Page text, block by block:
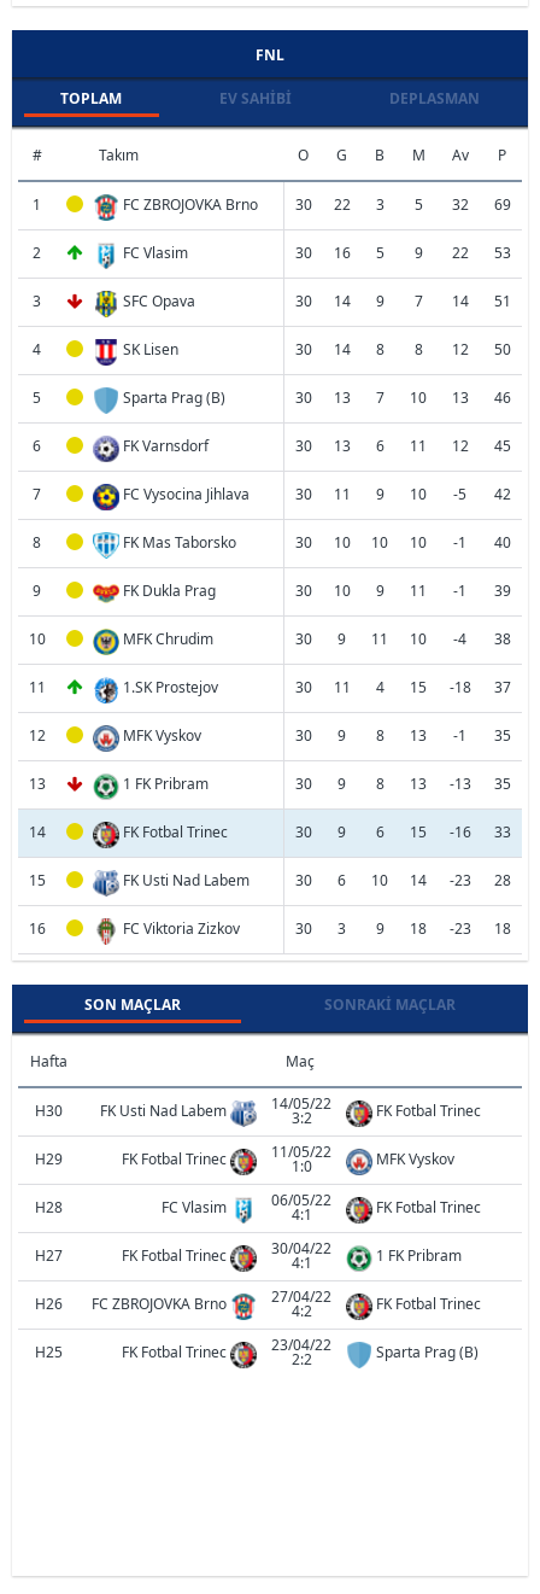
FNL
TOPLAM EV SAHIBI DEPLASMAN
# Takım O G B M Av P
1 FC ZBROJOVKA Brno 30 22 3 5 32 69
2 FC Vlasim 30 16 5 9 22 53
3 SFC Opava 30 14 9 7 14 51
4 SK Lisen 30 14 8 8 12 50
5 Sparta Prag (B) 30 13 7 10 13 46
6 FK Varnsdorf 30 13 6 11 12 45
7 FC Vysocina Jihlava 30 11 9 10 -5 42
8 FK Mas Taborsko 30 10 10 10 -1 40
9 FK Dukla Prag 30 10 9 11 -1 39
10 MFK Chrudim 30 9 11 10 -4 38
11 1.SK Prostejov 30 11 4 15 -18 37
12 MFK Vyskov 30 9 8 13 -1 35
13 1 FK Pribram 30 9 8 13 -13 35
14 FK Fotbal Trinec 30 9 6 15 -16 33
15 FK Usti Nad Labem 30 6 10 14 -23 28
16 FC Viktoria Zizkov 30 3 9 18 -23 18
SON MAÇLAR SONRAKI MAÇLAR
Hafta Maç
H30 FK Usti Nad Labem 14/05/22
3:2 FK Fotbal Trinec
H29 FK Fotbal Trinec 11/05/22
1:0 MFK Vyskov
H28 FC Vlasim 06/05/22
4:1 FK Fotbal Trinec
H27 FK Fotbal Trinec 30/04/22
4:1 1 FK Pribram
H26 FC ZBROJOVKA Brno 27/04/22
4:2 FK Fotbal Trinec
H25 FK Fotbal Trinec 23/04/22
2:2 Sparta Prag (B)